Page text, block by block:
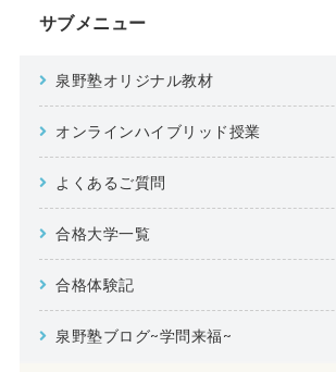
サブメニュー
泉野塾オリジナル教材
オンラインハイブリッド授業
よくあるご質問
合格大学一覧
合格体験記
泉野塾ブログ~学問来福~